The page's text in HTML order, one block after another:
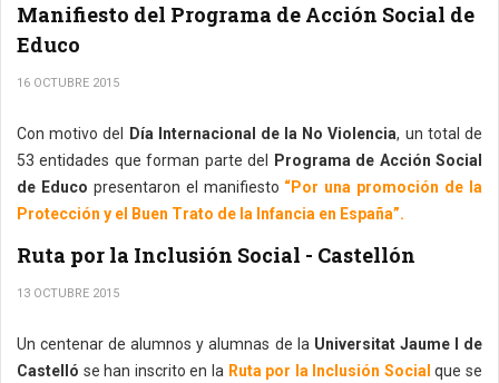
Manifiesto del Programa de Acción Social de
Educo
16 OCTUBRE 2015
Con motivo del Día Internacional de la No Violencia, un total de
53 entidades que forman parte del
Programa de Acción Social
de Educo presentaron el manifiesto “Por una promoción de la
Protección y el Buen Trato de la Infancia en España”.
Ruta por la Inclusión Social - Castellón
13 OCTUBRE 2015
Un centenar de alumnos y alumnas de la Universitat Jaume I de
Castelló se han inscrito en la Ruta por la Inclusión Social que se